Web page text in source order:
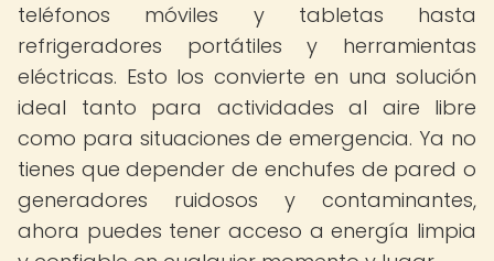
teléfonos móviles y tabletas hasta
refrigeradores portátiles y herramientas
eléctricas. Esto los convierte en una solución
ideal tanto para actividades al aire libre
como para situaciones de emergencia. Ya no
tienes que depender de enchufes de pared o
generadores ruidosos y contaminantes,
ahora puedes tener acceso a energía limpia